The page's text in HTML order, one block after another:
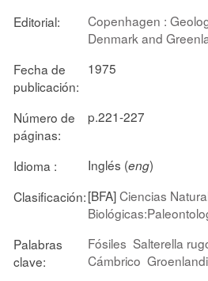
Editorial:
Copenhagen :
Denmark and
Fecha de
publicación:
1975
Número de
páginas:
p.221-227
Idioma : Inglés (eng)
Clasificación:[BFA]Ciencias
Palabras
clave:
Fósiles Salterella
Cámbrico